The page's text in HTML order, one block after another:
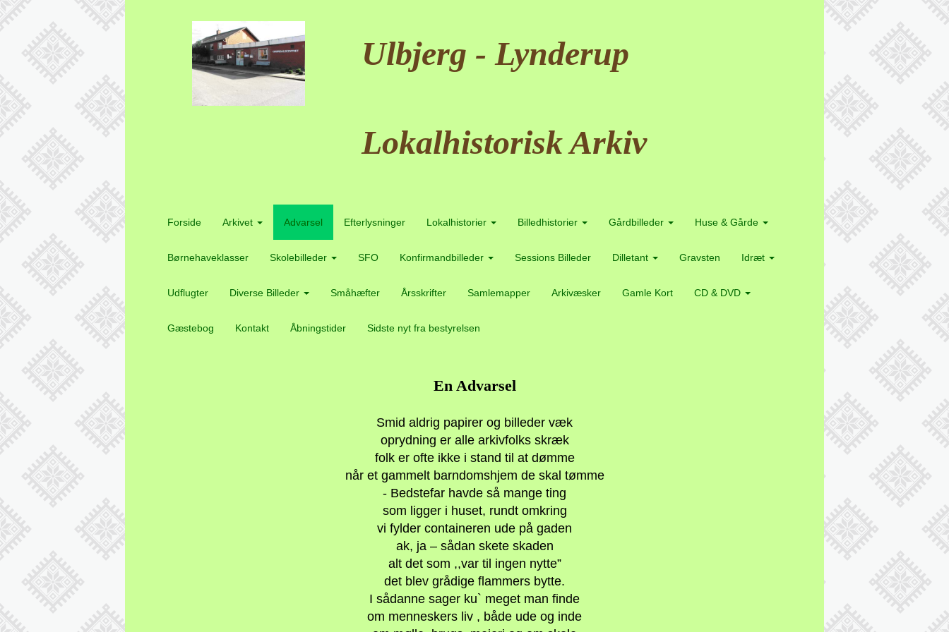
Ulbjerg - Lynderup
Lokalhistorisk Arkiv
Forside Arkivet Advarsel Efterlysninger Lokalhistorier Billedhistorier Gårdbilleder Huse & Gårde
Børnehaveklasser Skolebilleder SFO Konfirmandbilleder Sessions Billeder Dilletant Gravsten Idræt
Udflugter Diverse Billeder Småhæfter Årsskrifter Samlemapper Arkivæsker Gamle Kort CD & DVD
Gæstebog Kontakt Åbningstider Sidste nyt fra bestyrelsen
En Advarsel
Smid aldrig papirer og billeder væk
oprydning er alle arkivfolks skræk
folk er ofte ikke i stand til at dømme
når et gammelt barndomshjem de skal tømme
- Bedstefar havde så mange ting
som ligger i huset, rundt omkring
vi fylder containeren ude på gaden
ak, ja – sådan skete skaden
alt det som ,,var til ingen nytte”
det blev grådige flammers bytte.
I sådanne sager ku` meget man finde
om menneskers liv , både ude og inde